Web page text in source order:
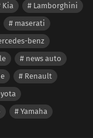
Kia
Lamborghini
maserati
benz
news auto
Renault
Yamaha